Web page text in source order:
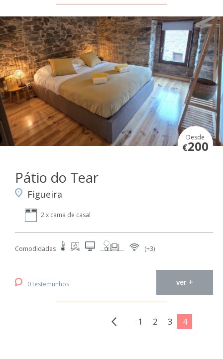
Desde
€200
Pátio do Tear
Figueira
2 x cama de casal
Comodidades (+3)
0 testemunhos ver +
1 2 3 4